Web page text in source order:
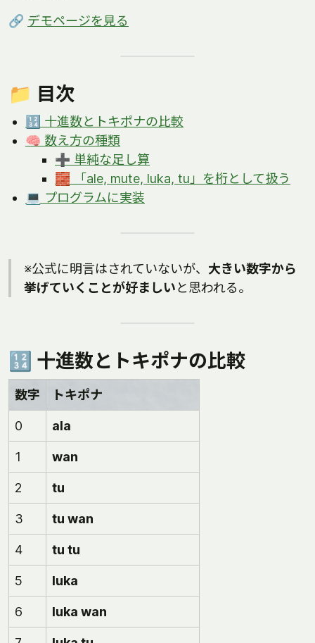
🔗 デモページを見る
📁 目次
🔢 十進数とトキポナの比較
🧠 数え方の種類
➕ 単純な足し算
🧱 「ale, mute, luka, tu」を桁として扱う
💻 プログラムに実装
※公式に明言はされていないが、 大きい数字から
挙げていくことが好ましいと思われる。
🔢 十進数とトキポナの比較
数字 トキポナ
0 ala
1 wan
2 tu
3 tu wan
4 tu tu
5 luka
6 luka wan